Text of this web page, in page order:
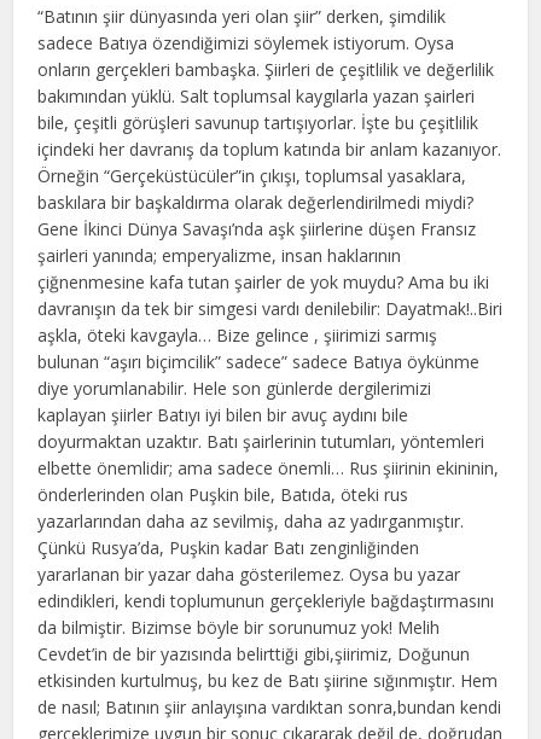
“Batının şiir dünyasında yeri olan şiir” derken, şimdilik
sadece Batıya özendiğimizi söylemek istiyorum. Oysa
onların gerçekleri bambaşka. Şiirleri de çeşitlilik ve değerlilik
bakımından yüklü. Salt toplumsal kaygılarla yazan şairleri
bile, çeşitli görüşleri savunup tartışıyorlar. İşte bu çeşitlilik
içindeki her davranış da toplum katında bir anlam kazanıyor.
Örneğin “Gerçeküstücüler”in çıkışı, toplumsal yasaklara,
baskılara bir başkaldırma olarak değerlendirilmedi miydi?
Gene İkinci Dünya Savaşı’nda aşk şiirlerine düşen Fransız
şairleri yanında; emperyalizme, insan haklarının
çiğnenmesine kafa tutan şairler de yok muydu? Ama bu iki
davranışın da tek bir simgesi vardı denilebilir: Dayatmak!..Biri
aşkla, öteki kavgayla… Bize gelince , şiirimizi sarmış
bulunan “aşırı biçimcilik” sadece” sadece Batıya öykünme
diye yorumlanabilir. Hele son günlerde dergilerimizi
kaplayan şiirler Batıyı iyi bilen bir avuç aydını bile
doyurmaktan uzaktır. Batı şairlerinin tutumları, yöntemleri
elbette önemlidir; ama sadece önemli… Rus şiirinin ekininin,
önderlerinden olan Puşkin bile, Batıda, öteki rus
yazarlarından daha az sevilmiş, daha az yadırganmıştır.
Çünkü Rusya’da, Puşkin kadar Batı zenginliğinden
yararlanan bir yazar daha gösterilemez. Oysa bu yazar
edindikleri, kendi toplumunun gerçekleriyle bağdaştırmasını
da bilmiştir. Bizimse böyle bir sorunumuz yok! Melih
Cevdet’in de bir yazısında belirttiği gibi,şiirimiz, Doğunun
etkisinden kurtulmuş, bu kez de Batı şiirine sığınmıştır. Hem
de nasıl; Batının şiir anlayışına vardıktan sonra,bundan kendi
gerçeklerimize uygun bir sonuç çıkararak değil de, doğrudan